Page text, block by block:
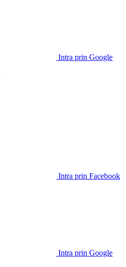
Intra prin Google
Intra prin Facebook
Intra prin Google